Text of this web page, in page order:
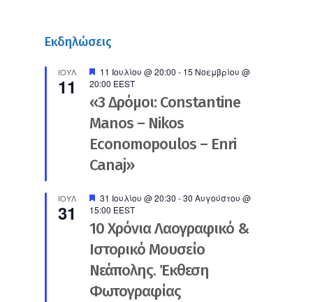
Εκδηλώσεις
ΙΟΎΛ
11
Προτεινόμενο
11 Ιουλίου @ 20:00 - 15 Νοεμβρίου @
20:00 EEST
«3 Δρόμοι: Constantine
Manos – Nikos
Economopoulos – Enri
Canaj»
ΙΟΎΛ
31
Προτεινόμενο
31 Ιουλίου @ 20:30 -30 Αυγούστου @
15:00 EEST
10 Χρόνια Λαογραφικό &
Ιστορικό Μουσείο
Νεάπολης. Έκθεση
Φωτογραφίας